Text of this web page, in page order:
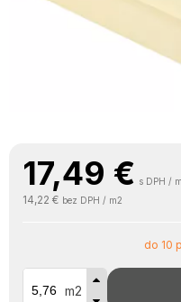
17,49 € s DPH /
14,22 € bez DPH / m2
do 10
m2